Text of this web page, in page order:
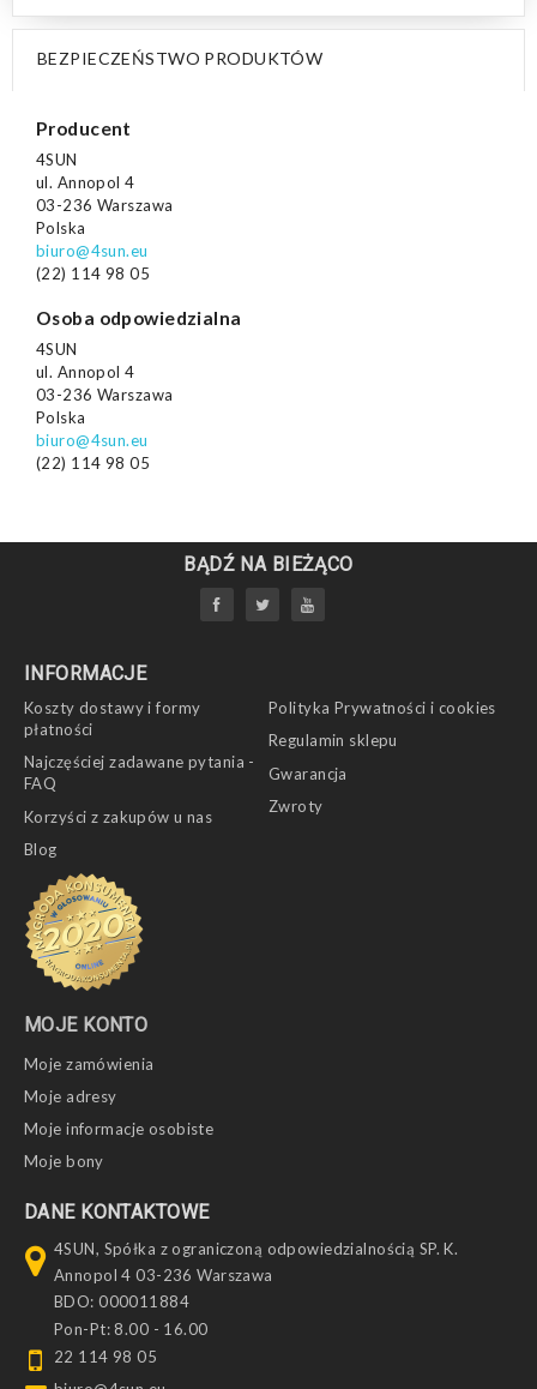
BEZPIECZEŃSTWO PRODUKTÓW
Producent
4SUN
ul. Annopol 4
03-236 Warszawa
Polska
biuro@4sun.eu
(22) 114 98 05
Osoba odpowiedzialna
4SUN
ul. Annopol 4
03-236 Warszawa
Polska
biuro@4sun.eu
(22) 114 98 05
BĄDŹ NA BIEŻĄCO
INFORMACJE
Koszty dostawy i formy
płatności
Najczęściej zadawane pytania -
FAQ
Korzyści z zakupów u nas
Blog
Polityka Prywatności i cookies
Regulamin sklepu
Gwarancja
Zwroty
MOJE KONTO
Moje zamówienia
Moje adresy
Moje informacje osobiste
Moje bony
DANE KONTAKTOWE
4SUN, Spółka z ograniczoną odpowiedzialnością SP. K.
Annopol 4 03-236 Warszawa
BDO: 000011884
Pon-Pt: 8.00 - 16.00
22 114 98 05